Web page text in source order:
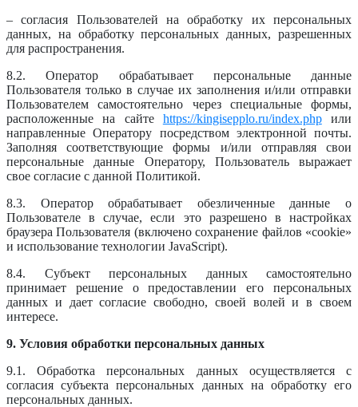
– согласия Пользователей на обработку их персональных
данных, на обработку персональных данных, разрешенных
для распространения.
8.2. Оператор обрабатывает персональные данные
Пользователя только в случае их заполнения и/или отправки
Пользователем самостоятельно через специальные формы,
расположенные на сайте https://kingisepplo.ru/index.phpили
направленные Оператору посредством электронной почты.
Заполняя соответствующие формы и/или отправляя свои
персональные данные Оператору, Пользователь выражает
свое согласие с данной Политикой.
8.3. Оператор обрабатывает обезличенные данные о
Пользователе в случае, если это разрешено в настройках
браузера Пользователя (включено сохранение файлов «cookie»
и использование технологии JavaScript).
8.4. Субъект персональных данных самостоятельно
принимает решение о предоставлении его персональных
данных и дает согласие свободно, своей волей и в своем
интересе.
9. Условия обработки персональных данных
9.1. Обработка персональных данных осуществляется с
согласия субъекта персональных данных на обработку его
персональных данных.